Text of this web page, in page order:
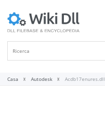
Casa Autodesk Acdb17enures.dll